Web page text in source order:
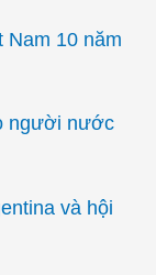
Nam 10 năm
người nước
và hội